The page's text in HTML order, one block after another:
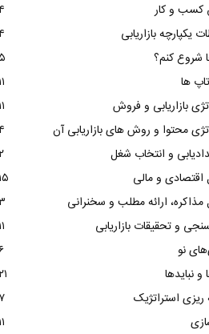
کسب و کار
یکپارچه بازاریابی
شروع کنم؟
ها
بازاریابی و فروش
محتوا و روش های بازاریابی آن
و انتخاب شغل
و مالی
ارائه مطلب و سخنرانی
و تحقیقات بازاریابی
نو
و نبایدها
ریزی استراتژیک